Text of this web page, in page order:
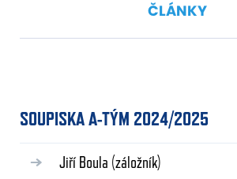
ČLÁNKY
SOUPISKA A-TÝM 2024/2025
Jiří Boula (záložník)